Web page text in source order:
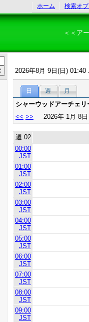
ホーム 検索オ
＜＜ア
2026年8月 9日(日) 01:40
日 週 月
シャーウッドアーチェ
<< >> 2026年 1月 8
週 02
00:00
JST
01:00
JST
02:00
JST
03:00
JST
04:00
JST
05:00
JST
06:00
JST
07:00
JST
08:00
JST
09:00
JST